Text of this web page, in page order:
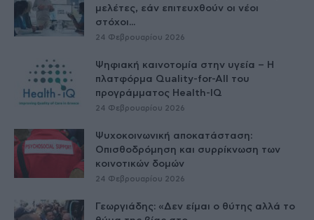
μελέτες, εάν επιτευχθούν οι νέοι
στόχοι...
24 Φεβρουαρίου 2026
Ψηφιακή καινοτομία στην υγεία – H
πλατφόρμα Quality-for-All του
προγράμματος Health-IQ
24 Φεβρουαρίου 2026
Ψυχοκοινωνική αποκατάσταση:
Οπισθοδρόμηση και συρρίκνωση των
κοινοτικών δομών
24 Φεβρουαρίου 2026
Γεωργιάδης: «Δεν είμαι ο θύτης αλλά το